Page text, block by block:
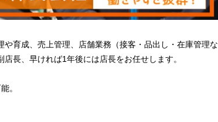
育成、売上管理、店舗業務（接客・品出し・在庫管理な
長、早ければ1年後には店長をお任せします。
。